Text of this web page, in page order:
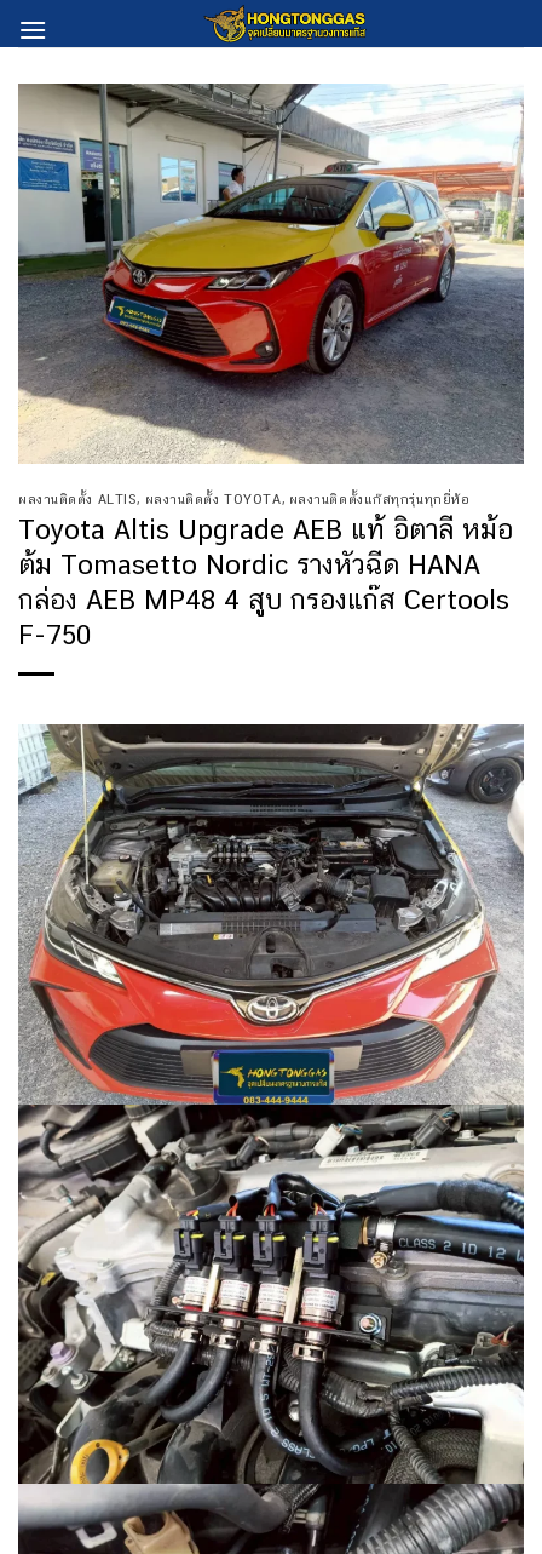
to
ผลงานติดตั้ง ALTIS, ผลงานติดตั้ง TOYOTA, ผลงานติดตั้งแก๊สทุกรุ่นทุกยี่ห้อ
Toyota Altis Upgrade AEB แท้ อิตาลี หม้อ
ต้ม Tomasetto Nordic รางหัวฉีด HANA
กล่อง AEB MP48 4 สููบ กรองแก๊ส Certools
F-750